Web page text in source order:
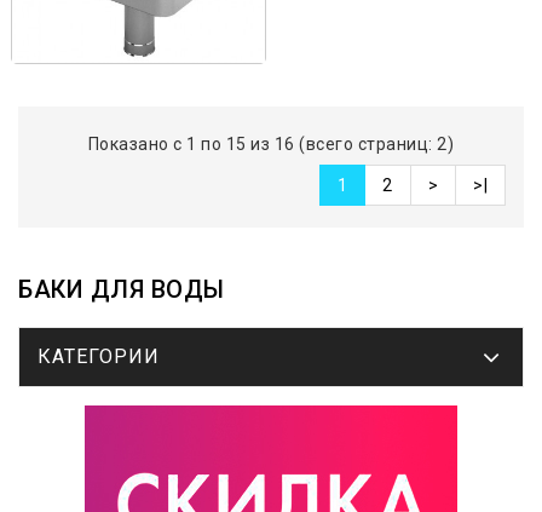
Показано с 1 по 15 из 16 (всего страниц: 2)
1 2 > >|
БАКИ ДЛЯ ВОДЫ
КАТЕГОРИИ